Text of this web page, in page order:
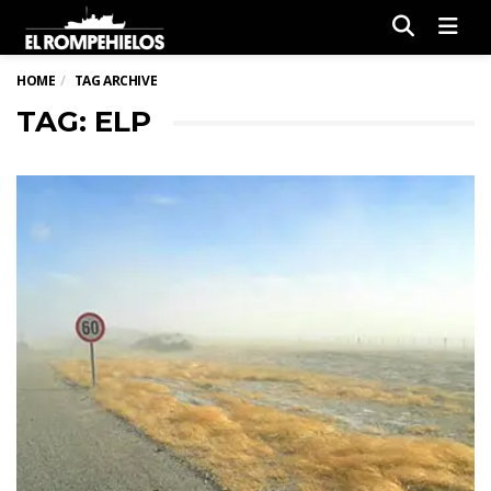
HOME TAG ARCHIVE
TAG: ELP